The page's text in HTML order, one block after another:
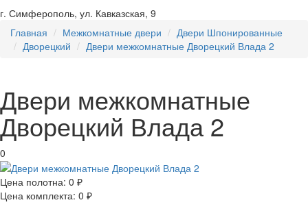
г. Симферополь, ул. Кавказская, 9
Главная
Межкомнатные двери
Двери Шпонированные
Дворецкий
Двери межкомнатные Дворецкий Влада 2
Двери межкомнатные
Дворецкий Влада 2
0
Цена полотна: 0 ₽
Цена комплекта: 0 ₽